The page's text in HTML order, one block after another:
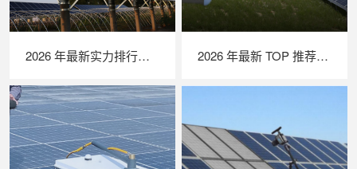
2026 年最新实力排行｜无人机 EL 检测系统 TOP 推荐，LAILX LXH210 深度解析 2026 年最新 TOP 推荐｜绝缘接地综合测试仪实力排行，LAILX LXH601 深度测评